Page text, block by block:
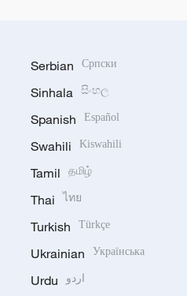
Serbian Српски
Sinhala සිංහල
Spanish Español
Swahili Kiswahili
Tamil தமிழ்
Thai ไทย
Turkish Türkçe
Ukrainian Українська
Urdu اردو